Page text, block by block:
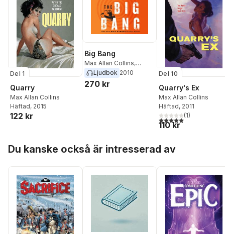
Del 1
Quarry
Max Allan Collins
Häftad, 2015
122 kr
Big Bang
Max Allan Collins,
Mickey Spillane
Ljudbok 2010
270 kr
Del 10
Quarry's Ex
Max Allan Collins
Häftad, 2011
5,0utav 5 stjärnor.
(1)
110 kr
Du kanske också är intresserad av